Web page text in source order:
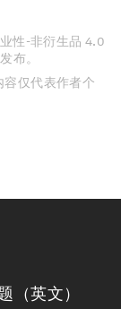
性-非衍生品 4.0
布。
仅代表作者个
（英文）